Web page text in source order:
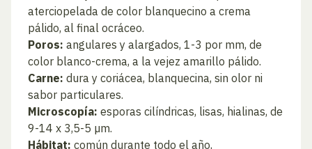
aterciopelada de color blanquecino a crema
pálido, al final ocráceo.
Poros: angulares y alargados, 1-3 por mm, de
color blanco-crema, a la vejez amarillo pálido.
Carne: dura y coriácea, blanquecina, sin olor ni
sabor particulares.
Microscopía: esporas cilíndricas, lisas, hialinas, de
9-14 x 3,5-5 µm.
Hábitat: común durante todo el año,